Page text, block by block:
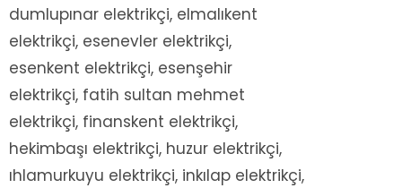
dumlupınar elektrikçi, elmalıkent
elektrikçi, esenevler elektrikçi,
esenkent elektrikçi, esenşehir
elektrikçi, fatih sultan mehmet
elektrikçi, finanskent elektrikçi,
hekimbaşı elektrikçi, huzur elektrikçi,
ıhlamurkuyu elektrikçi, inkılap elektrikçi,